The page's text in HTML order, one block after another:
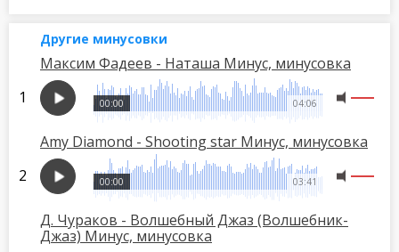
Другие минусовки
Максим Фадеев - Наташа Минус, минусовка
04:06
00:00
Amy Diamond - Shooting star Минус, минусовка
03:41
00:00
Д. Чураков - Волшебный Джаз (Волшебник-
Джаз) Минус, минусовка